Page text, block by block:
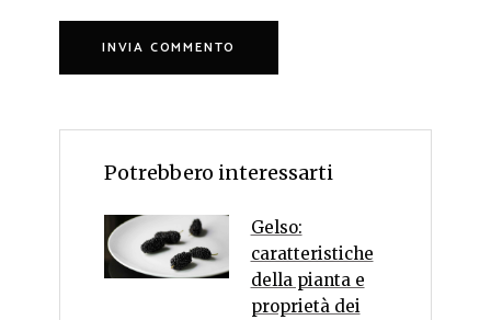
Potrebbero interessarti
Gelso:
caratteristiche
della pianta e
proprietà dei